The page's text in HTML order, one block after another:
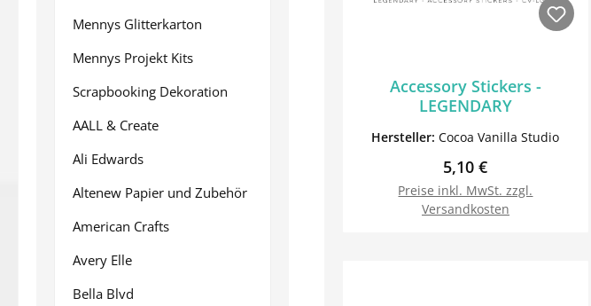
Mennys Glitterkarton
Mennys Projekt Kits
Scrapbooking Dekoration
AALL & Create
Ali Edwards
Altenew Papier und Zubehör
American Crafts
Avery Elle
Bella Blvd
Accessory Stickers -
LEGENDARY
Hersteller:Cocoa Vanilla Studio
Regulärer Preis:
5,10 €
Preise inkl. MwSt. zzgl.
Versandkosten